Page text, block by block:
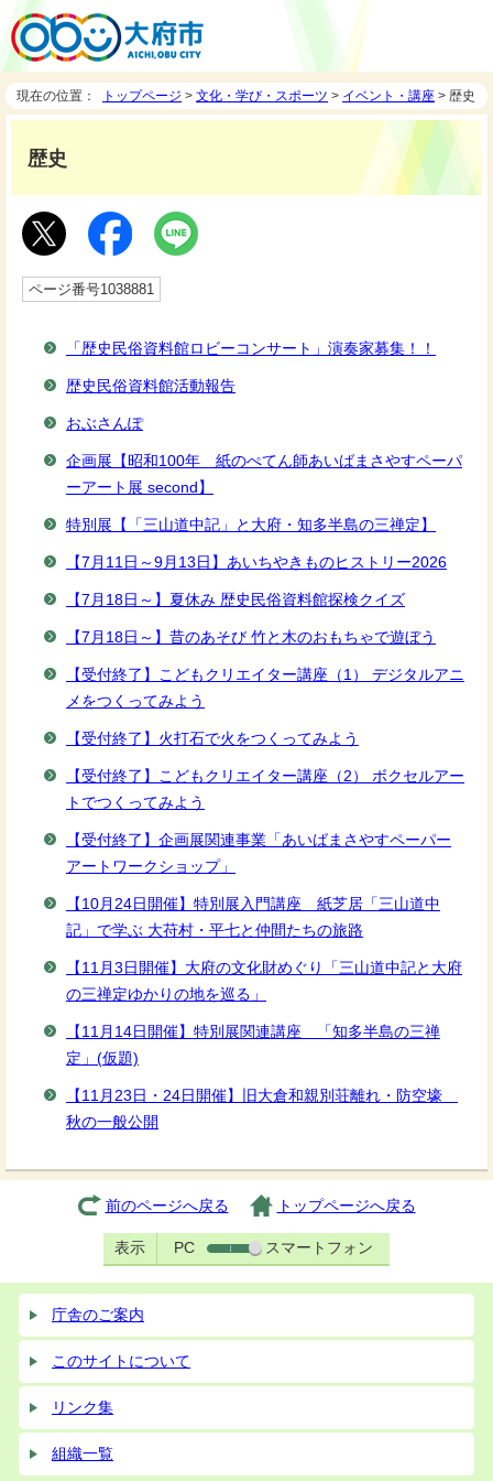
現在の位置： トップページ > 文化・学び・スポーツ > イベント・講座 > 歴史
歴史
ページ番号1038881
「歴史民俗資料館ロビーコンサート」演奏家募集！！
歴史民俗資料館活動報告
おぶさんぽ
企画展【昭和100年 紙のぺてん師あいばまさやすペーパ
ーアート展 second】
特別展【「三山道中記」と大府・知多半島の三禅定】
【7月11日～9月13日】あいちやきものヒストリー2026
【7月18日～】夏休み 歴史民俗資料館探検クイズ
【7月18日～】昔のあそび 竹と木のおもちゃで遊ぼう
【受付終了】こどもクリエイター講座（1） デジタルアニ
メをつくってみよう
【受付終了】火打石で火をつくってみよう
【受付終了】こどもクリエイター講座（2） ボクセルアー
トでつくってみよう
【受付終了】企画展関連事業「あいばまさやすペーパー
アートワークショップ」
【10月24日開催】特別展入門講座 紙芝居「三山道中
記」で学ぶ 大苻村・平七と仲間たちの旅路
【11月3日開催】大府の文化財めぐり「三山道中記と大府
の三禅定ゆかりの地を巡る」
【11月14日開催】特別展関連講座 「知多半島の三禅
定」(仮題)
【11月23日・24日開催】旧大倉和親別荘離れ・防空壕
秋の一般公開
前のページへ戻る トップページへ戻る
表示 PC スマートフォン
庁舎のご案内
このサイトについて
リンク集
組織一覧